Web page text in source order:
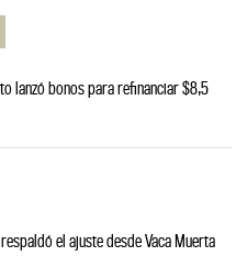
lanzó bonos para refinanciar $8,5
el ajuste desde Vaca Muerta